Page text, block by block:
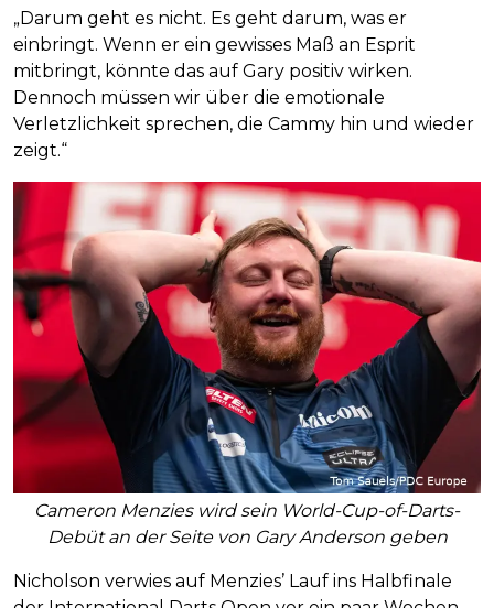
„Darum geht es nicht. Es geht darum, was er
einbringt. Wenn er ein gewisses Maß an Esprit
mitbringt, könnte das auf Gary positiv wirken.
Dennoch müssen wir über die emotionale
Verletzlichkeit sprechen, die Cammy hin und wieder
zeigt.“
Cameron Menzies wird sein World-Cup-of-Darts-
Debüt an der Seite von Gary Anderson geben
Nicholson verwies auf Menzies’ Lauf ins Halbfinale